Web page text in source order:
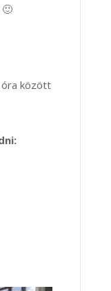
óra között